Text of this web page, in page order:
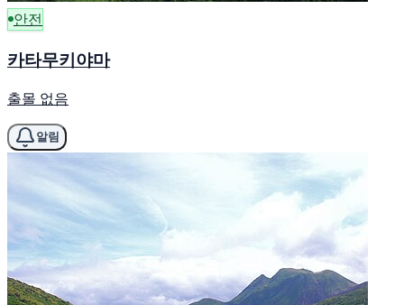
안전
카타무키야마
출몰 없음
알림